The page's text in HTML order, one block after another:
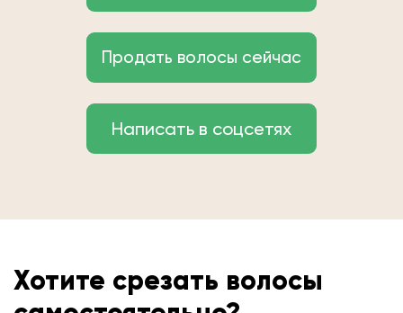
Продать волосы сейчас
Написать в соцсетях
Хотите срезать волосы